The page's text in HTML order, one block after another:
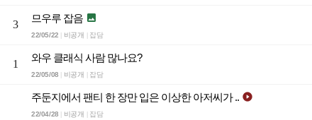
3
므우루 잡음 
22/05/22 비공개 잡담
1
와우 클래식 사람 많나요?
22/05/08 비공개 잡담
주둔지에서 팬티 한 장만 입은 이상한 아저씨가 .. 
22/04/28 비공개 잡담